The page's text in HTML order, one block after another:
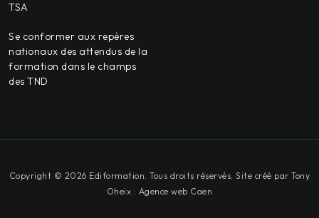
TSA
Se conformer aux repères
nationaux des attendus de la
formation dans le champs
des TND
Copyright © 2026 Ediformation. Tous droits réservés. Site créé parTony
Oheix : Agence web Caen